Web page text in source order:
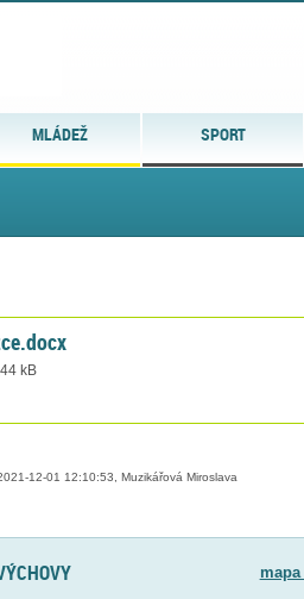
MLÁDEŽ SPORT
kB
12-01 12:10:53, Muzikářová Miroslava
mapa